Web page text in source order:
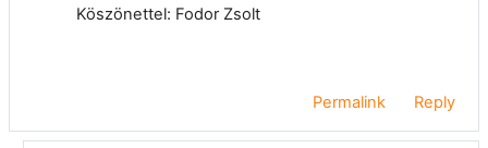
Köszönettel: Fodor Zsolt
Permalink Reply